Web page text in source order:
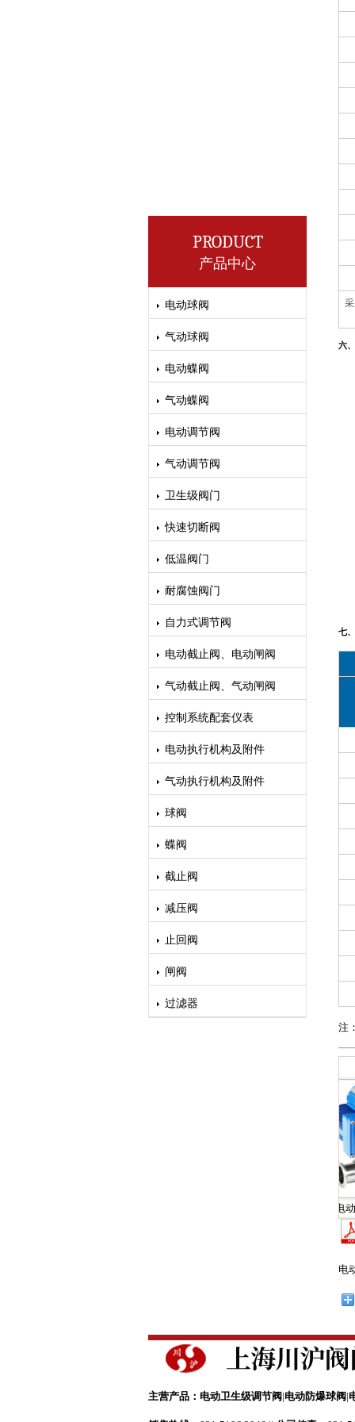
PRODUCT
产品中心
电动球阀
气动球阀
电动蝶阀
气动蝶阀
电动调节阀
气动调节阀
卫生级阀门
快速切断阀
低温阀门
耐腐蚀阀门
自力式调节阀
电动截止阀、电动闸阀
气动截止阀、气动闸阀
控制系统配套仪表
电动执行机构及附件
气动执行机构及附件
球阀
蝶阀
截止阀
减压阀
止回阀
闸阀
过滤器
六
七
注
电动卫生
电动衬氟球阀 电动卫生级
电
主营产品： 电动卫生级调节阀 |电动防爆球阀 |